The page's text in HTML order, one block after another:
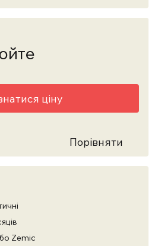
ціну
Порівняти
Zemic